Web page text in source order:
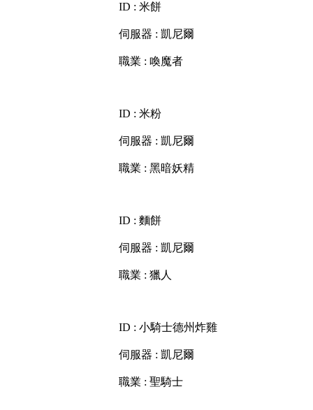
ID : 米餅
伺服器 : 凱尼爾
職業 : 喚魔者
ID : 米粉
伺服器 : 凱尼爾
職業 : 黑暗妖精
ID : 麵餅
伺服器 : 凱尼爾
職業 : 獵人
ID : 小騎士德州炸雞
伺服器 : 凱尼爾
職業 : 聖騎士